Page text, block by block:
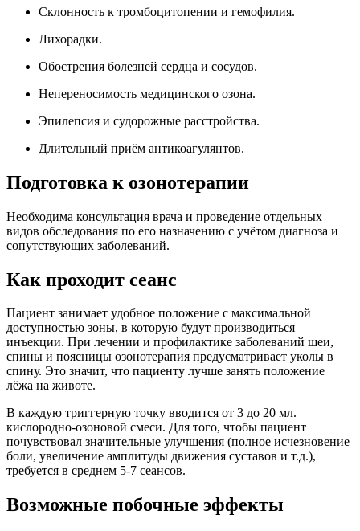
Склонность к тромбоцитопении и гемофилия.
Лихорадки.
Обострения болезней сердца и сосудов.
Непереносимость медицинского озона.
Эпилепсия и судорожные расстройства.
Длительный приём антикоагулянтов.
Подготовка к озонотерапии
Необходима консультация врача и проведение отдельных
видов обследования по его назначению с учётом диагноза и
сопутствующих заболеваний.
Как проходит сеанс
Пациент занимает удобное положение с максимальной
доступностью зоны, в которую будут производиться
инъекции. При лечении и профилактике заболеваний шеи,
спины и поясницы озонотерапия предусматривает уколы в
спину. Это значит, что пациенту лучше занять положение
лёжа на животе.
В каждую триггерную точку вводится от 3 до 20 мл.
кислородно-озоновой смеси. Для того, чтобы пациент
почувствовал значительные улучшения (полное исчезновение
боли, увеличение амплитуды движения суставов и т.д.),
требуется в среднем 5-7 сеансов.
Возможные побочные эффекты